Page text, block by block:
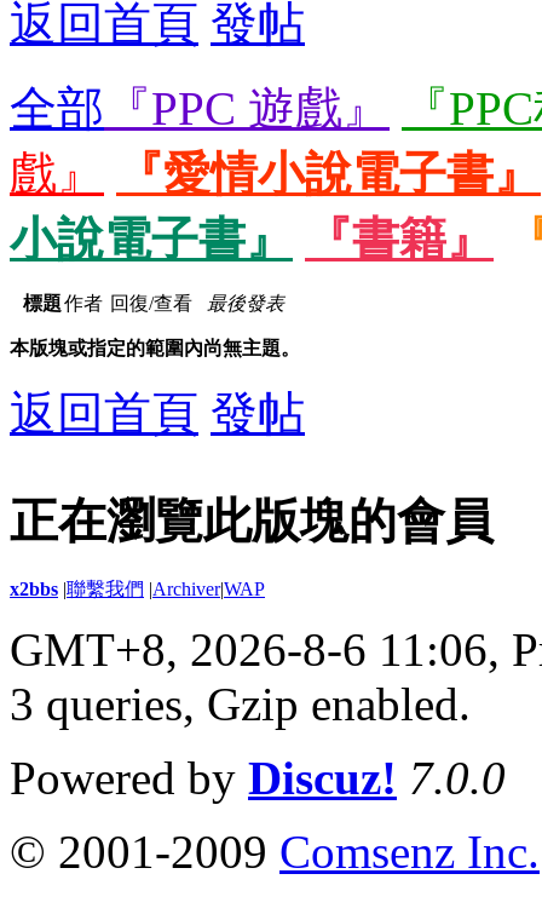
返回首頁 發帖
全部 『PPC 遊戲』
『
戲』
『愛情小說電子書』
小說電子書』
『書籍』
標題作者 回復/查看 最後發表
本版塊或指定的範圍內尚無主題。
返回首頁 發帖
正在瀏覽此版塊的會員
x2bbs |聯繫我們 |Archiver|WAP
GMT+8, 2026-8-6 11:06,
3 queries, Gzip enabled.
Powered by Discuz! 7.0.0
© 2001-2009 Comsenz Inc.